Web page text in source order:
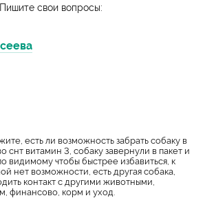
Пишите свои вопросы: